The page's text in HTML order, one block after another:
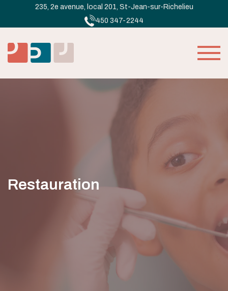
235, 2e avenue, local 201, St-Jean-sur-Richelieu
450 347-2244
Restauration